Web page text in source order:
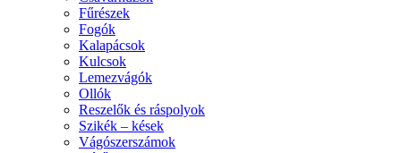
Fűrészek
Fogók
Kalapácsok
Kulcsok
Lemezvágók
Ollók
Reszelők és ráspolyok
Szikék – kések
Vágószerszámok